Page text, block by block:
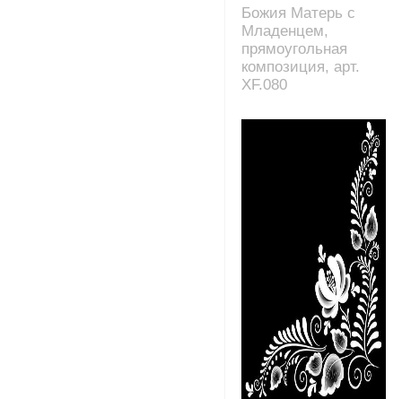
Божия Матерь с
Младенцем,
прямоугольная
композиция, арт.
XF.080